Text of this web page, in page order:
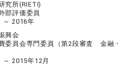
究所(RIETI)
部評価委員
～ 2016年
興会
委員会専門委員（第2段審査 金融・
2015年12月